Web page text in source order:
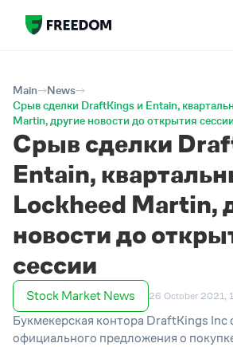
Main
News
Срыв сделки DraftKings и Entain,
Martin, другие новости до открытия
Срыв сделки
Entain,
Lockheed Martin,
новости до
сессии
Stock Market News 26 October 2021,
Букмекерская контора DraftKings Inc
официального предложения о